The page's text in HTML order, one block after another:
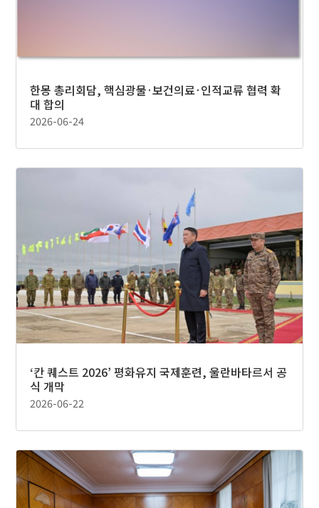
한몽 총리회담, 핵심광물·보건의료·인적교류 협력 확
대 합의
2026-06-24
‘칸 퀘스트 2026’ 평화유지 국제훈련, 울란바타르서 공
식 개막
2026-06-22